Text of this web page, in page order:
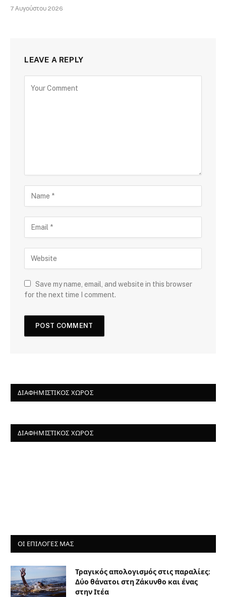
7 Αυγούστου 2026
LEAVE A REPLY
Save my name, email, and website in this browser
for the next time I comment.
ΔΙΑΦΗΜΙΣΤΙΚΌΣ ΧΏΡΟΣ
ΔΙΑΦΗΜΙΣΤΙΚΌΣ ΧΏΡΟΣ
ΟΙ ΕΠΙΛΟΓΈΣ ΜΑΣ
Τραγικός απολογισμός στις παραλίες:
Δύο θάνατοι στη Ζάκυνθο και ένας
στην Ιτέα